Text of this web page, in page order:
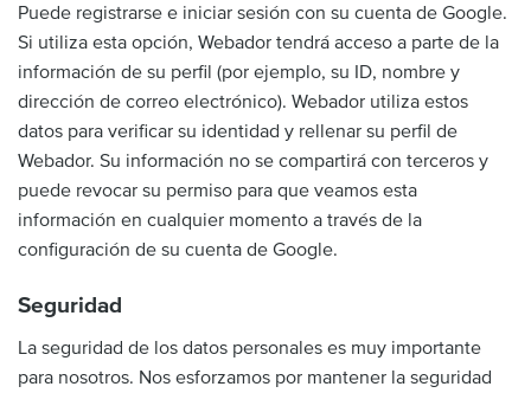
Puede registrarse e iniciar sesión con su cuenta de Google.
Si utiliza esta opción, Webador tendrá acceso a parte de la
información de su perfil (por ejemplo, su ID, nombre y
dirección de correo electrónico). Webador utiliza estos
datos para verificar su identidad y rellenar su perfil de
Webador. Su información no se compartirá con terceros y
puede revocar su permiso para que veamos esta
información en cualquier momento a través de la
configuración de su cuenta de Google.
Seguridad
La seguridad de los datos personales es muy importante
para nosotros. Nos esforzamos por mantener la seguridad